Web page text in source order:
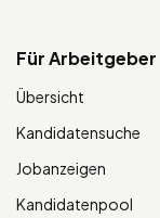
Für Arbeitgeber
Übersicht
Kandidatensuche
Jobanzeigen
Kandidatenpool